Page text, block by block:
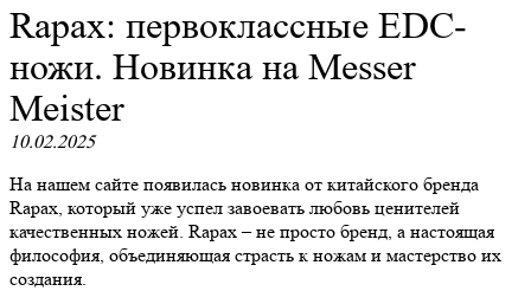
Rapax: первоклассные EDC-
ножи. Новинка на Messer
Meister
10.02.2025
На нашем сайте появилась новинка от китайского бренда
Rapax, который уже успел завоевать любовь ценителей
качественных ножей. Rapax – не просто бренд, а настоящая
философия, объединяющая страсть к ножам и мастерство их
создания.